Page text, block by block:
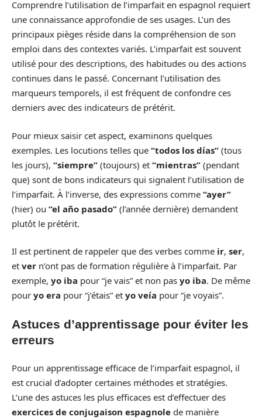
Comprendre l’utilisation de l’imparfait en espagnol requiert
une connaissance approfondie de ses usages. L’un des
principaux pièges réside dans la compréhension de son
emploi dans des contextes variés. L’imparfait est souvent
utilisé pour des descriptions, des habitudes ou des actions
continues dans le passé. Concernant l’utilisation des
marqueurs temporels, il est fréquent de confondre ces
derniers avec des indicateurs de prétérit.
Pour mieux saisir cet aspect, examinons quelques
exemples. Les locutions telles que “todos los días” (tous
les jours), “siempre” (toujours) et “mientras” (pendant
que) sont de bons indicateurs qui signalent l’utilisation de
l’imparfait. À l’inverse, des expressions comme “ayer”
(hier) ou “el año pasado” (l’année dernière) demandent
plutôt le prétérit.
Il est pertinent de rappeler que des verbes comme ir, ser,
et ver n’ont pas de formation régulière à l’imparfait. Par
exemple, yo iba pour “je vais” et non pas yo iba. De même
pour yo era pour “j’étais” et yo veía pour “je voyais”.
Astuces d’apprentissage pour éviter les
erreurs
Pour un apprentissage efficace de l’imparfait espagnol, il
est crucial d’adopter certaines méthodes et stratégies.
L’une des astuces les plus efficaces est d’effectuer des
exercices de conjugaison espagnole de manière